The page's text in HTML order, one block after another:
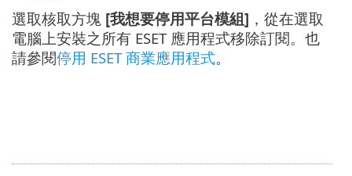
選取核取方塊 [我想要停用平台模組] ，從在選取
電腦上安裝之所有 ESET 應用程式移除訂閱。也
請參閱停用 ESET 商業應用程式。